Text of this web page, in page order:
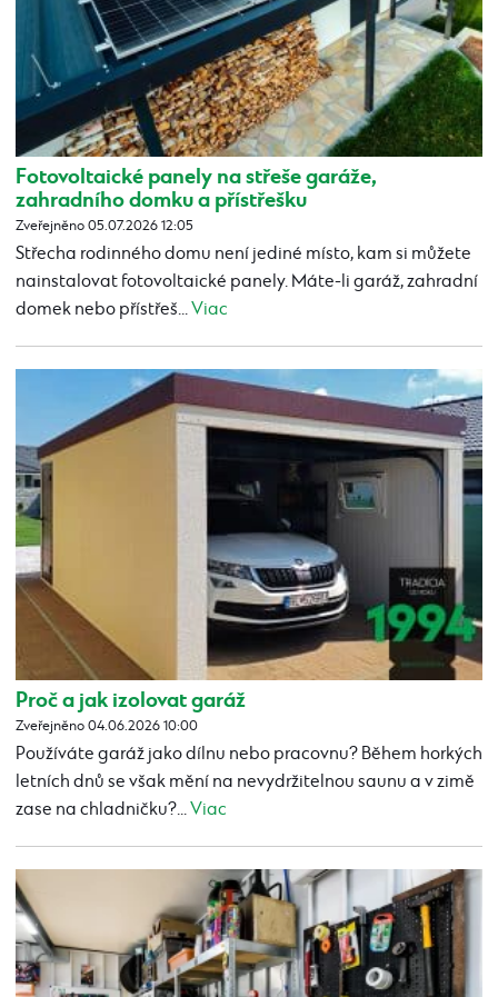
Fotovoltaické panely na střeše garáže,
zahradního domku a přístřešku
Zveřejněno 05.07.2026 12:05
Střecha rodinného domu není jediné místo, kam si můžete
nainstalovat fotovoltaické panely. Máte-li garáž, zahradní
domek nebo přístřeš...Viac
Proč a jak izolovat garáž
Zveřejněno 04.06.2026 10:00
Používáte garáž jako dílnu nebo pracovnu? Během horkých
letních dnů se však mění na nevydržitelnou saunu a v zimě
zase na chladničku?...Viac